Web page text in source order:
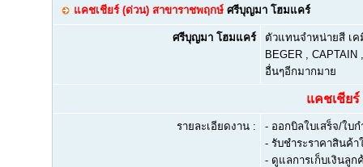
แคชเชียร์ (ด่วน) สาขาราชพฤกษ์ ศรีบุญมา โฮมแคร์
ศรีบุญมา โฮมแคร์
ตัวแทนจำหน่ายสี เค
BEGER ,
อื่นๆอีกมากมาย
แคชเชีย
รายละเอียดงาน :
- ออกบิลใบเสร็จ/ใบ
- รับชำระราคาสินค้า
- ดูแลการเก็บเงินลูก